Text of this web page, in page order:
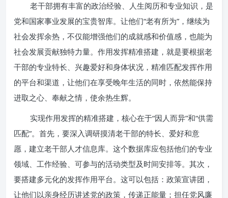
老干部拥有丰富的政治经验、人生阅历和专业知识，是
党和国家事业发展的宝贵智库。让他们“老有所为”，继续为
社会发挥余热，不仅能增强他们的成就感和价值感，也能为
社会发展贡献独特力量。作用发挥精准搭建，就是要根据老
干部的专业特长、兴趣爱好和身体状况，精准匹配发挥作用
的平台和渠道，让他们在享受晚年生活的同时，依然能保持
进取之心、奉献之情，使余热生辉。
实现作用发挥的精准搭建，核心在于“因人而异”和“供需
匹配”。首先，要深入调研摸清老干部的特长、爱好和意
愿，建立老干部人才信息库。这个数据库应包括他们的专业
领域、工作经验、可参与的活动类型及时间安排等。其次，
要搭建多元化的发挥作用平台。这可以包括：政策宣讲团，
让他们以亲身经历讲述党的政策，传递正能量；担任党风廉